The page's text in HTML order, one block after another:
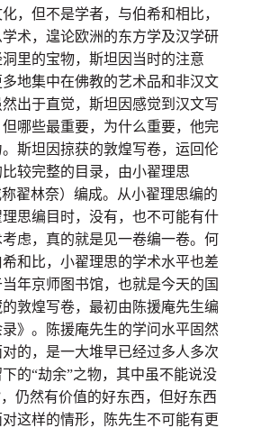
，但不是学者，与伯希和相比，
术，遑论欧洲的东方学及汉学研
里的宝物，斯坦因当时的注意
地集中在佛教的艺术品和非汉文
出于直觉，斯坦因感觉到汉文写
哪些最重要，为什么重要，他完
斯坦因掠获的敦煌写卷，运回伦
较完整的目录，由小翟理思
称翟林奈）编成。从小翟理思编的
理思编目时，没有，也不可能有什
虑，真的就是见一卷编一卷。何
和比，小翟理思的学术水平也差
年京师图书馆，也就是今天的国
敦煌写卷，最初由陈援庵先生编
》。陈援庵先生的学问水平固然
的，是一大堆早已经过多人多次
的“劫余”之物，其中虽不能说没
仍然有价值的好东西，但好东西
这样的情形，陈先生不可能有更